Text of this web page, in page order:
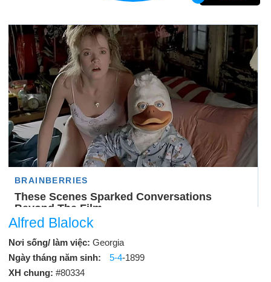
Alfred Blalock
Nơi sống/ làm việc: Georgia
Ngày tháng năm sinh:
5-4-1899
XH chung: #80334